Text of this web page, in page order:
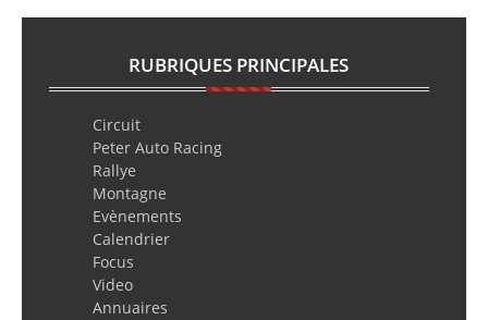
RUBRIQUES PRINCIPALES
Circuit
Peter Auto Racing
Rallye
Montagne
Evènements
Calendrier
Focus
Video
Annuaires